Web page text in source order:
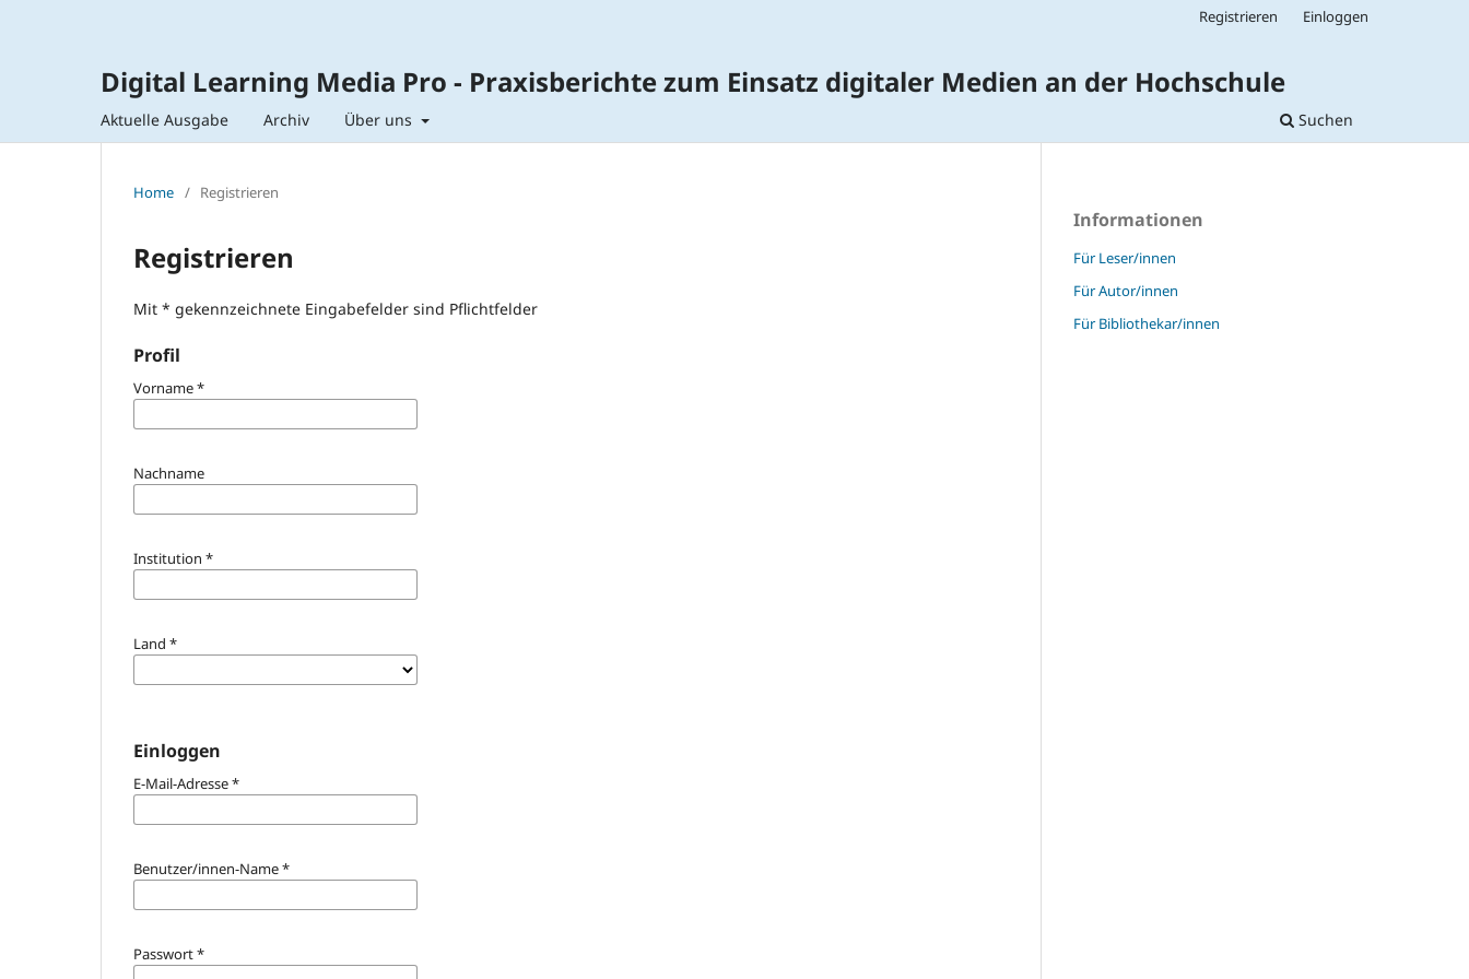
Digital Learning Media Pro - Praxisberichte zum Einsatz digitaler Medien an der Hochschule
Aktuelle Ausgabe Archiv Über uns Suchen
Registrieren Einloggen
Home / Registrieren
Registrieren
Mit * gekennzeichnete Eingabefelder sind Pflichtfelder
Profil
Vorname*
Nachname
Institution *
Land *
Einloggen
E-Mail-Adresse*
Benutzer/innen-Name*
Passwort*
Informationen
Für Leser/innen
Für Autor/innen
Für Bibliothekar/innen